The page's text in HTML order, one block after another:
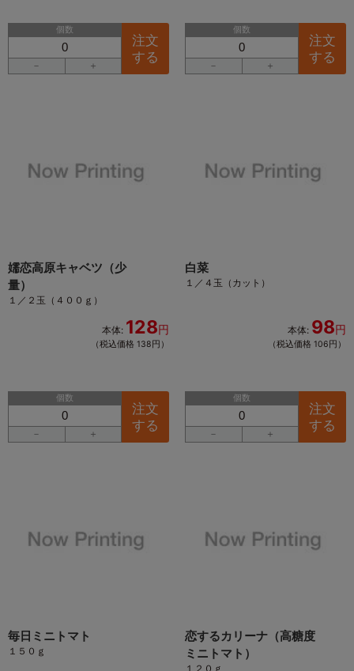
個数
－ ＋
注文
する
個数
－ ＋
注文
する
嬬恋高原キャベツ（少
量）
１／２玉（４００ｇ）
本体: 128円
（税込価格 138円）
個数
－ ＋
注文
する
白菜
１／４玉（カット）
本体: 98円
（税込価格 106円）
個数
－ ＋
注文
する
毎日ミニトマト
１５０ｇ
恋するカリーナ（高糖度
ミニトマト）
１２０ｇ